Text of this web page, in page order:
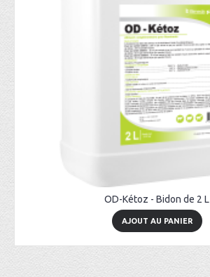
OD-Kétoz - Bidon de 2 L
AJOUT AU PANIER